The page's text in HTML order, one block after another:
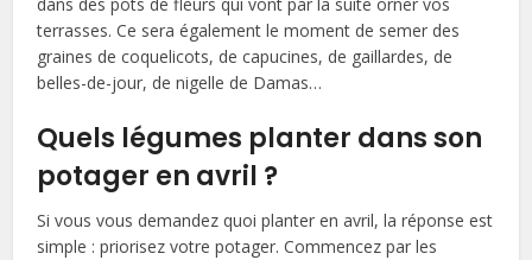
terrasses. Ce sera également le moment de semer des
graines de coquelicots, de capucines, de gaillardes, de
belles-de-jour, de nigelle de Damas…
Quels légumes planter dans son
potager en avril ?
Si vous vous demandez quoi planter en avril, la réponse est
simple : priorisez votre potager. Commencez par les